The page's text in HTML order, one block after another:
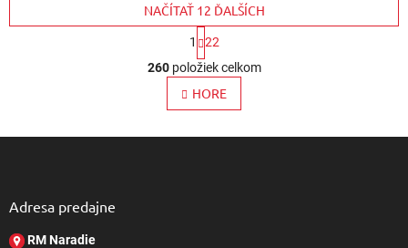
O
v
l
á
NAČÍTAŤ 12 ĎALŠÍCH
S
t
r
á
n
k
v
1
22
260položiek celkom
HORE
Adresa predajne
RM Naradie